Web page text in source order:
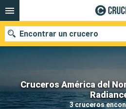
Cruceros América del
3 cruceros
Encontrar un crucero
Nuestros destinos